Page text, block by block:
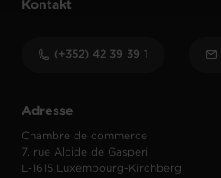
Adresse
Chambre de commerce
7, rue Alcide de Gasperi
L-1615 Luxembourg-Kirchberg
Kontakt
(+352) 42 39 39 1